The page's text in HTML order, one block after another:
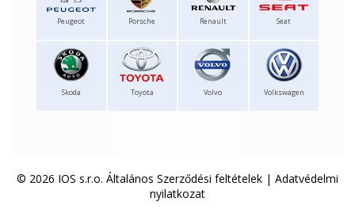
Peugeot Porsche Renault Seat
Skoda Toyota Volvo Volkswagen
© 2026 IOS s.r.o. Általános Szerződési feltételek | Adatvédelmi
nyilatkozat